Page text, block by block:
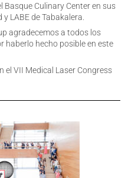
Basque Culinary Center en sus
LABE de Tabakalera.
agradecemos a todos los
haberlo hecho posible en este
el VII Medical Laser Congress